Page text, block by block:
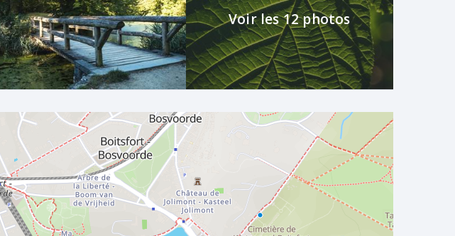
Voir les 12 photos